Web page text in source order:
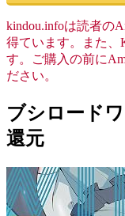
kindou.infoは読者の
得ています。また、
す。ご購入の前に
ださい。
ブシロード
還元